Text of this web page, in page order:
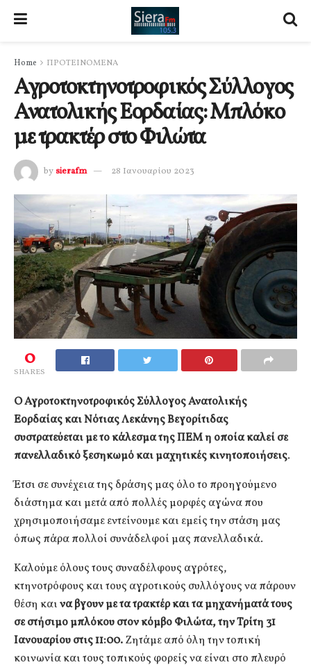
Home ΠΡΟΤΕΙΝΟΜΕΝΑ
Αγροτοκτηνοτροφικός Σύλλογος
Ανατολικής Εορδαίας: Μπλόκο
με τρακτέρ στο Φιλώτα
by sierafm 28 Ιανουαρίου 2023
0
SHARES
Ο Αγροτοκτηνοτροφικός Σύλλογος Ανατολικής
Εορδαίας και Νότιας Λεκάνης Βεγορίτιδας
συστρατεύεται με το κάλεσμα της ΠΕΜ η οποία καλεί σε
πανελλαδικό ξεσηκωμό και μαχητικές κινητοποιήσεις.
Έτσι σε συνέχεια της δράσης μας όλο το προηγούμενο
διάστημα και μετά από πολλές μορφές αγώνα που
χρησιμοποιήσαμε εντείνουμε και εμείς την στάση μας
όπως πάρα πολλοί συνάδελφοί μας πανελλαδικά.
Καλούμε όλους τους συναδέλφους αγρότες,
κτηνοτρόφους και τους αγροτικούς συλλόγους να πάρουν
θέση καινα βγουν με τα τρακτέρ και τα μηχανήματά τους
σε στήσιμο μπλόκου στον κόμβο Φιλώτα, την Τρίτη 31
Ιανουαρίου στις 11:00.Ζητάμε από όλη την τοπική
κοινωνία και τους τοπικούς φορείς να είναι στο πλευρό